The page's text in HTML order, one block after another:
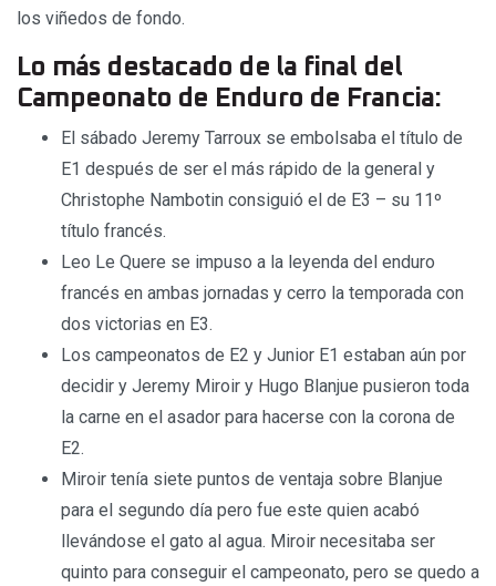
los viñedos de fondo.
Lo más destacado de la final del
Campeonato de Enduro de Francia:
El sábado Jeremy Tarroux se embolsaba el título de
E1 después de ser el más rápido de la general y
Christophe Nambotin consiguió el de E3 – su 11º
título francés.
Leo Le Quere se impuso a la leyenda del enduro
francés en ambas jornadas y cerro la temporada con
dos victorias en E3.
Los campeonatos de E2 y Junior E1 estaban aún por
decidir y Jeremy Miroir y Hugo Blanjue pusieron toda
la carne en el asador para hacerse con la corona de
E2.
Miroir tenía siete puntos de ventaja sobre Blanjue
para el segundo día pero fue este quien acabó
llevándose el gato al agua. Miroir necesitaba ser
quinto para conseguir el campeonato, pero se quedo a